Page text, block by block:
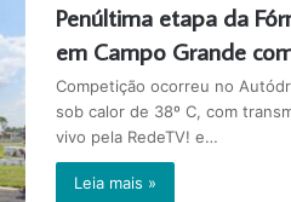
Penúltima etapa da
em Campo Grande
Competição ocorreu no
sob calor de 38º C, com
vivo pela RedeTV! e…
Leia mais »